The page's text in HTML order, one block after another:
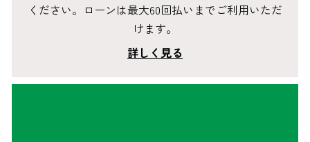
ください。ローンは最大60回払いまでご利用いただ
けます。
詳しく見る